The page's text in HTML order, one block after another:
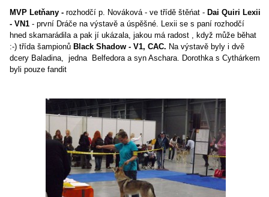
MVP Letňany - rozhodčí p. Nováková - ve třídě štěńat - Dai Quiri Lexii
- VN1 - první Dráče na výstavě a úspěšné. Lexii se s paní rozhodčí
hned skamarádila a pak jí ukázala, jakou má radost , když může běhat
:-) třída šampionů Black Shadow - V1, CAC. Na výstavě byly i dvě
dcery Baladina, jedna Belfedora a syn Aschara. Dorothka s Cythárkem
byli pouze fandit